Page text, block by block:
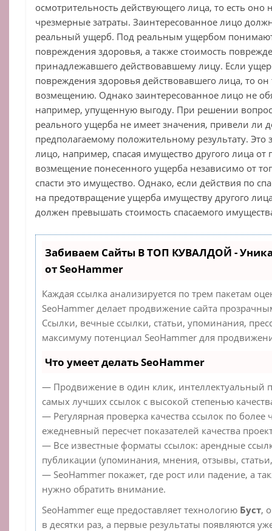
осмотрительность действующего лица, то есть оно
чрезмерные затраты. Заинтересованное лицо
реальный ущерб. Под реальным ущербом
повреждения здоровья, а также стоимость
принадлежавшего действовавшему лицу. Если
повреждения здоровья действовавшего лица, то
возмещению. Однако заинтересованное лицо не
например, упущенную выгоду. При решении
реального ущерба не имеет значения, привели ли
предполагаемому положительному результату. Это
лицо, например, спасая имущество другого лица от
возмещение понесенного ущерба независимо от
спасти это имущество. Однако, если действия по
на предотвращение ущерба имуществу другого
должен превышать стоимость спасаемого
Забиваем Сайты В ТОП КУВАЛДОЙ -
от SeoHammer
Каждая ссылка анализируется по трем пакетам
SeoHammer делает продвижение сайта
Ссылки, вечные ссылки, статьи, упоминания,
максимуму потенциал SeoHammer для
Что умеет делать SeoHammer
— Продвижение в один клик, интеллектуальный
самых лучших ссылок с высокой степенью
— Регулярная проверка качества ссылок по более
ежедневный пересчет показателей качества
— Все известные форматы ссылок: арендные
публикации (упоминания, мнения, отзывы,
— SeoHammer покажет, где рост или падение, а
нужно обратить внимание.
SeoHammer еще предоставляет технологию Буст,
в десятки раз, а первые результаты появляются